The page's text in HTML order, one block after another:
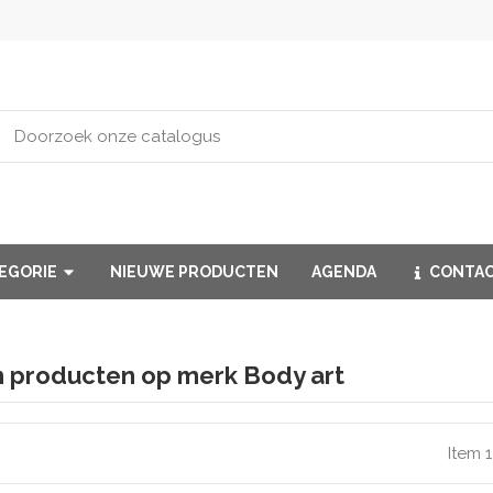
NIEUWE PRODUCTEN AGENDA
producten op merk Body art
Item